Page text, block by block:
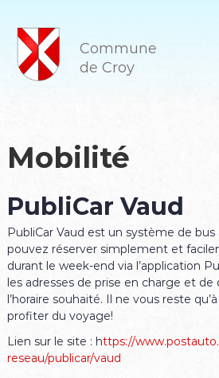
Commune
de Croy
Mobilité
PubliCar Vaud
PubliCar Vaud est un système de
pouvez réserver simplement et
durant le week-end via l’application
les adresses de prise en charge et de
l’horaire souhaité. Il ne vous reste
profiter du voyage!
Lien sur le site : https://
reseau/publicar/vaud